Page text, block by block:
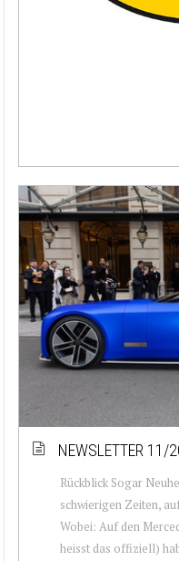
NEWSLETTER 11/
Rückblick Sogar
schwierigen Zeiten,
Wobei: Auf den
heisst das offiziell)